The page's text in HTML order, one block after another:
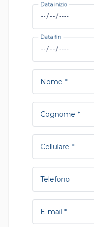
Data inizio
Data fine
Nome
Cognome
Cellulare
Telefono
E-mail